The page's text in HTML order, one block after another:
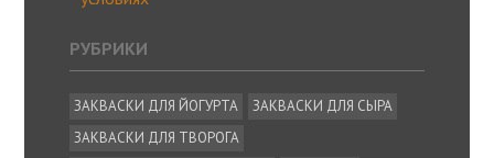
РУБРИКИ
ЗАКВАСКИ ДЛЯ ЙОГУРТА
ЗАКВАСКИ ДЛЯ СЫРА
ЗАКВАСКИ ДЛЯ ТВОРОГА